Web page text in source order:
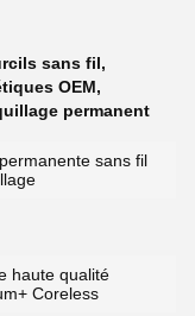
sans fil,
OEM,
permanent
sans fil
haute qualité
Coreless